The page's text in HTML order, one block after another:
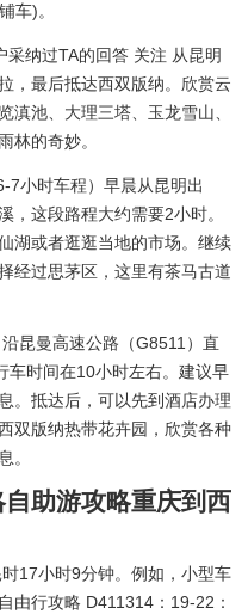
车)。
纳过TA的回答 关注 从昆明
，最后抵达西双版纳。欣赏云
滇池、大理三塔、玉龙雪山、
林的奇妙。
7小时车程）早晨从昆明出
，这段路程大约需要2小时。
湖或者逛逛当地的市场。继续
经过思茅区，这里有茶马古道
昆曼高速公路（G8511）直
车时间在10小时左右。建议早
。抵达后，可以先到酒店办理
双版纳热带花卉园，欣赏各种
。
助游攻略重庆到西
17小时9分钟。例如，小型车
由行攻略 D411314：19-22：